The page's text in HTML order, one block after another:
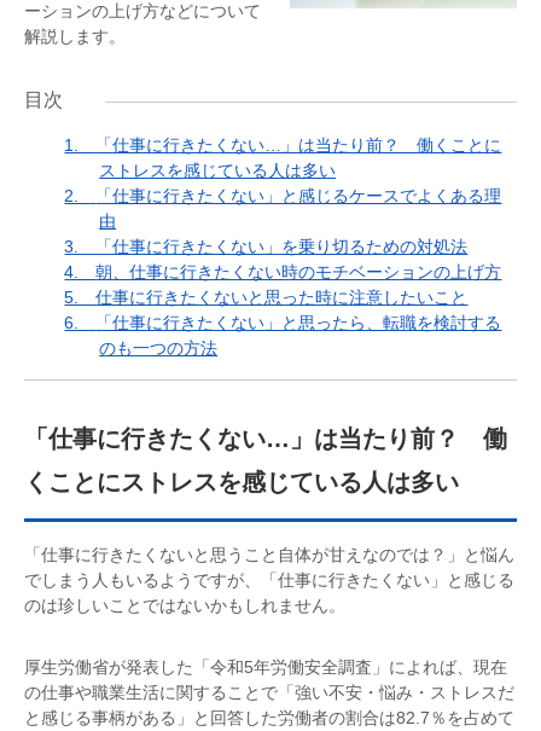
ーションの上げ方などについて
解説します。
目次
1.
「仕事に行きたくない…」は当たり前？ 働くことに
ストレスを感じている人は多い
2.
「仕事に行きたくない」と感じるケースでよくある理
由
3.
「仕事に行きたくない」を乗り切るための対処法
4.朝、仕事に行きたくない時のモチベーションの上げ方
5.仕事に行きたくないと思った時に注意したいこと
6.
「仕事に行きたくない」と思ったら、転職を検討する
のも一つの方法
「仕事に行きたくない…」は当たり前？ 働
くことにストレスを感じている人は多い
「仕事に行きたくないと思うこと自体が甘えなのでは？」と悩ん
でしまう人もいるようですが、「仕事に行きたくない」と感じる
のは珍しいことではないかもしれません。
厚生労働省が発表した「令和5年労働安全調査」によれば、現在
の仕事や職業生活に関することで「強い不安・悩み・ストレスだ
と感じる事柄がある」と回答した労働者の割合は82.7％を占めて